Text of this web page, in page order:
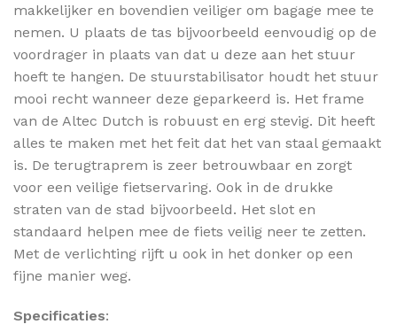
makkelijker en bovendien veiliger om bagage mee te
nemen. U plaats de tas bijvoorbeeld eenvoudig op de
voordrager in plaats van dat u deze aan het stuur
hoeft te hangen. De stuurstabilisator houdt het stuur
mooi recht wanneer deze geparkeerd is. Het frame
van de Altec Dutch is robuust en erg stevig. Dit heeft
alles te maken met het feit dat het van staal gemaakt
is. De terugtraprem is zeer betrouwbaar en zorgt
voor een veilige fietservaring. Ook in de drukke
straten van de stad bijvoorbeeld. Het slot en
standaard helpen mee de fiets veilig neer te zetten.
Met de verlichting rijft u ook in het donker op een
fijne manier weg.
Specificaties: